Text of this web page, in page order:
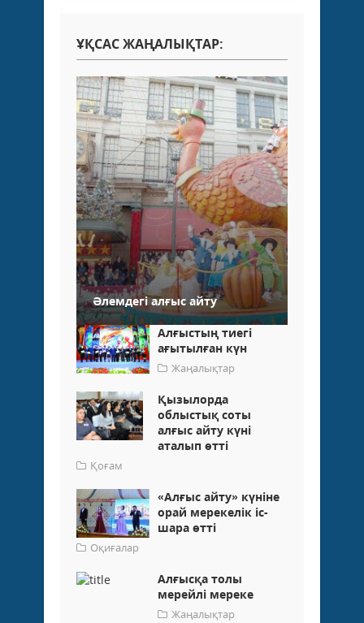
ҰҚСАС ЖАҢАЛЫҚТАР:
Әлемдегі алғыс айту
Алғыстың тиегі
ағытылған күн
Жаңалықтар
Қызылорда
облыстық соты
алғыс айту күні
аталып өтті
Қоғам
«Алғыс айту» күніне
орай мерекелік іс-
шара өтті
Оқиғалар
Алғысқа толы
мерейлі мереке
Жаңалықтар